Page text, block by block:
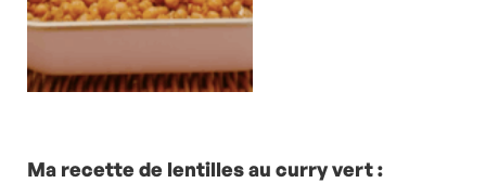
Ma recette de lentilles au curry vert :